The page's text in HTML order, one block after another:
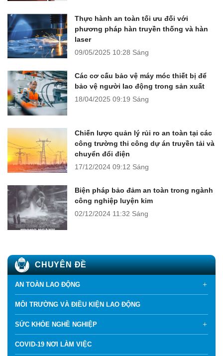
Thực hành an toàn tối ưu đối với
phương pháp hàn truyền thống và hàn
laser
09/05/2025 10:28 Sáng
Các cơ cấu bảo vệ máy móc thiết bị để
bảo vệ người lao động trong sản xuất
18/04/2025 09:19 Sáng
Chiến lược quản lý rủi ro an toàn tại các
công trường thi công dự án truyền tải và
chuyển đổi điện
17/12/2024 09:12 Sáng
Biện pháp bảo đảm an toàn trong ngành
công nghiệp luyện kim
02/12/2024 11:32 Sáng
CHUYÊN ĐỀ
AN TOÀN LAO ĐỘNG
MÔI TRƯỜNG VÀ ĐIỀU KIỆN LAO ĐỘNG
SỨC KHỎE NGHỀ NGHIỆP
COVID-19 NƠI LÀM VIỆC